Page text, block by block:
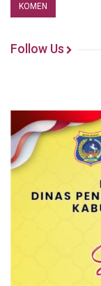
Follow Us